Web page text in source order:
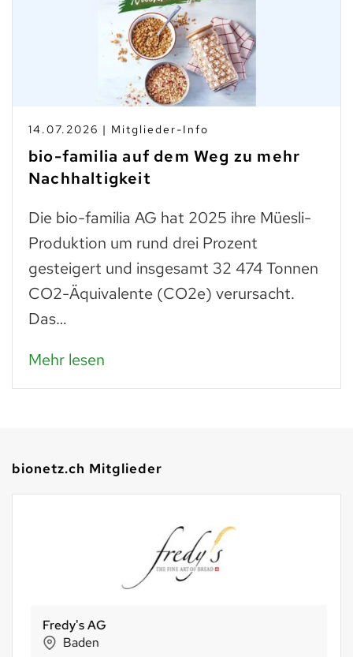
14.07.2026 | Mitglieder-Info
bio-familia auf dem Weg zu mehr
Nachhaltigkeit
Die bio-familia AG hat 2025 ihre Müesli-
Produktion um rund drei Prozent
gesteigert und insgesamt 32 474 Tonnen
CO2-Äquivalente (CO2e) verursacht.
Das…
Mehr lesen
bionetz.ch Mitglieder
Fredy's AG
Baden